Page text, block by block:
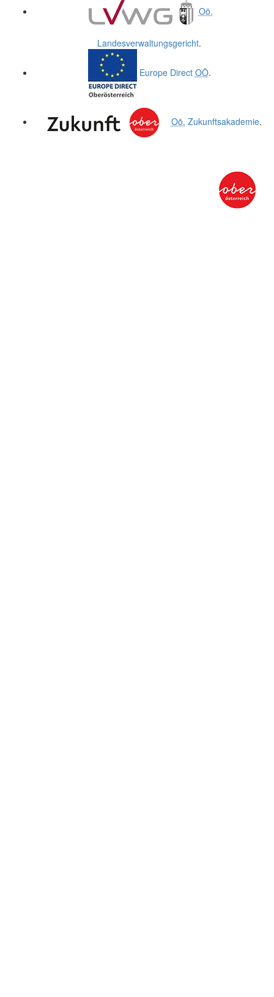
Oö.
Landesverwaltungsgericht.
Europe Direct OÖ.
Oö. Zukunftsakademie.